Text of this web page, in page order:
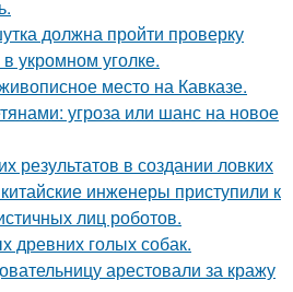
должна пройти проверку
укромном уголке.
место на Кавказе.
угроза или шанс на новое
результатов в создании ловких
инженеры приступили к
лиц роботов.
древних голых собак.
арестовали за кражу